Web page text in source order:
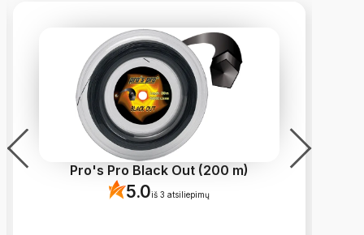
Pro's Pro Black Out (200 m)
5.0iš 3 atsiliepimų